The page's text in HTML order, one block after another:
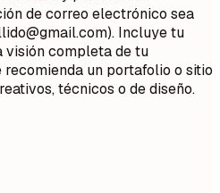
de correo electrónico sea
). Incluye tu
visión completa de tu
un portafolio o sitio
técnicos o de diseño.